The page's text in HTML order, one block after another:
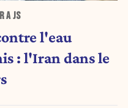
A JS
l'eau
: l'Iran dans le